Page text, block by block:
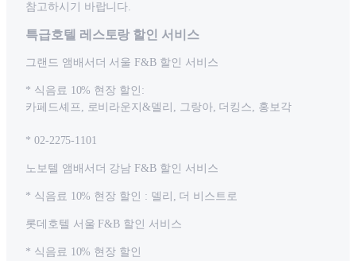
참고하시기 바랍니다.
특급호텔 레스토랑 할인 서비스
그랜드 앰배서더 서울 F&B 할인 서비스
* 식음료 10% 현장 할인:
카페드셰프, 로비라운지&델리, 그랑아, 더킹스, 홍보각
* 02-2275-1101
노보텔 앰배서더 강남 F&B 할인 서비스
* 식음료 10% 현장 할인 : 델리, 더 비스트로
롯데호텔 서울 F&B 할인 서비스
* 식음료 10% 현장 할인